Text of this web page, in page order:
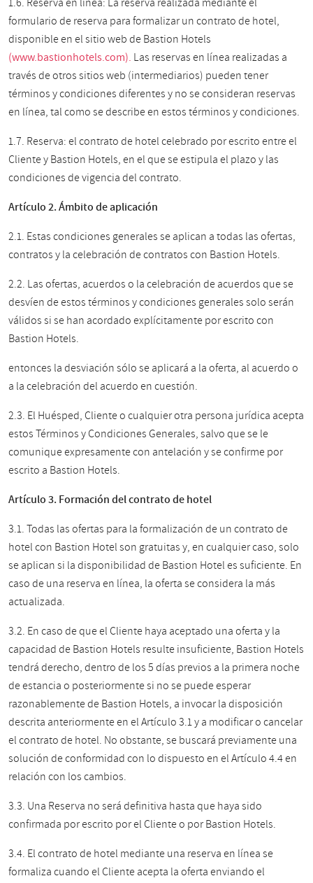
formulario de reserva para formalizar un contrato de hotel,
disponible en el sitio web de Bastion Hotels
(www.bastionhotels.com). Las reservas en línea realizadas a
través de otros sitios web (intermediarios) pueden tener
términos y condiciones diferentes y no se consideran reservas
en línea, tal como se describe en estos términos y condiciones.
1.7. Reserva: el contrato de hotel celebrado por escrito entre el
Cliente y Bastion Hotels, en el que se estipula el plazo y las
condiciones de vigencia del contrato.
Artículo 2. Ámbito de aplicación
2.1. Estas condiciones generales se aplican a todas las ofertas,
contratos y la celebración de contratos con Bastion Hotels.
2.2. Las ofertas, acuerdos o la celebración de acuerdos que se
desvíen de estos términos y condiciones generales solo serán
válidos si se han acordado explícitamente por escrito con
Bastion Hotels.
entonces la desviación sólo se aplicará a la oferta, al acuerdo o
a la celebración del acuerdo en cuestión.
2.3. El Huésped, Cliente o cualquier otra persona jurídica acepta
estos Términos y Condiciones Generales, salvo que se le
comunique expresamente con antelación y se confirme por
escrito a Bastion Hotels.
Artículo 3. Formación del contrato de hotel
3.1. Todas las ofertas para la formalización de un contrato de
hotel con Bastion Hotel son gratuitas y, en cualquier caso, solo
se aplican si la disponibilidad de Bastion Hotel es suficiente. En
caso de una reserva en línea, la oferta se considera la más
actualizada.
3.2. En caso de que el Cliente haya aceptado una oferta y la
capacidad de Bastion Hotels resulte insuficiente, Bastion Hotels
tendrá derecho, dentro de los 5 días previos a la primera noche
de estancia o posteriormente si no se puede esperar
razonablemente de Bastion Hotels, a invocar la disposición
descrita anteriormente en el Artículo 3.1 y a modificar o cancelar
el contrato de hotel. No obstante, se buscará previamente una
solución de conformidad con lo dispuesto en el Artículo 4.4 en
relación con los cambios.
3.3. Una Reserva no será definitiva hasta que haya sido
confirmada por escrito por el Cliente o por Bastion Hotels.
3.4. El contrato de hotel mediante una reserva en línea se
formaliza cuando el Cliente acepta la oferta enviando el